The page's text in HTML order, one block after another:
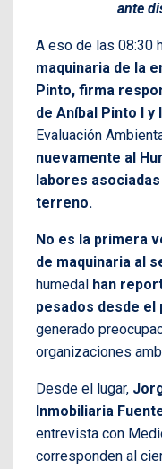
ante
A eso de las 08:30
maquinaria de la
Pinto, firma
de Aníbal Pinto I y II
Evaluación
nuevamente al
labores
terreno.
No es la primera
de maquinaria al
humedal han
pesados desde el
generado
organizaciones
Desde el lugar,
Inmobiliaria
entrevista con
corresponden al